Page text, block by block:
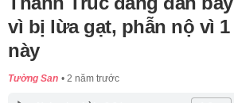
vì bị lừa gạt, phẫn nộ vì
này
Tường San 2 năm trước